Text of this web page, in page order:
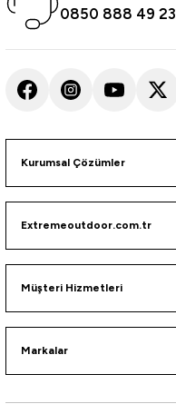
0850 888 49 23
Kurumsal Çözümler
Extremeoutdoor.com.tr
Müşteri Hizmetleri
Markalar